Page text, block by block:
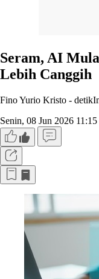
Seram, AI
Lebih Canggih
Fino Yurio Kristo -
Senin, 08 Jun 2026